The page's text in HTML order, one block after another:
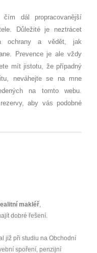
dál propracovanější
Důležité je neztrácet
ochrany a vědět, jak
Prevence je ale vždy
mít jistotu, že případný
neváhejte se na mne
na tomto webu.
aby vás podobné
makléř
dobré řešení.
již při studiu na Obchodní
spoření, penzijní